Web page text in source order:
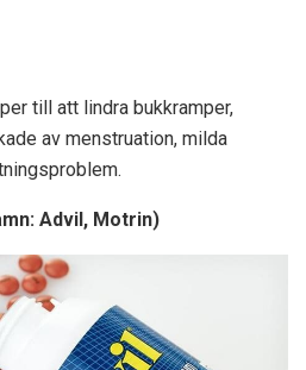
till att lindra bukkramper,
av menstruation, milda
Advil, Motrin)